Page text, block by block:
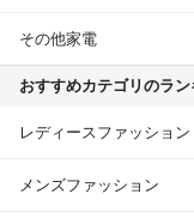
その他家電
おすすめカテゴリのラ
レディースファッション
メンズファッション